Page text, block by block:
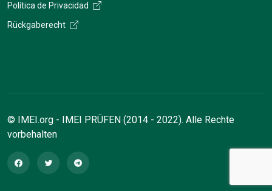
Política de Privacidad
Rückgaberecht
© IMEI.org - IMEI PRÜFEN (2014 - 2022). Alle Rechte
vorbehalten